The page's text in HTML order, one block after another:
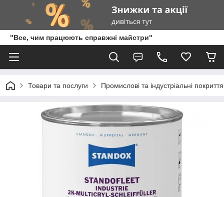
"Все, чим працюють справжні майстри"
Товари та послуги Промислові та індустріальні